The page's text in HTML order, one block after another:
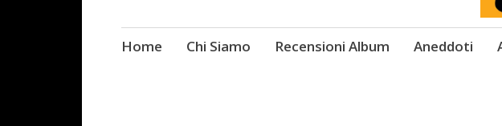
Skip
Home Chi Siamo Recensioni Album Aneddoti